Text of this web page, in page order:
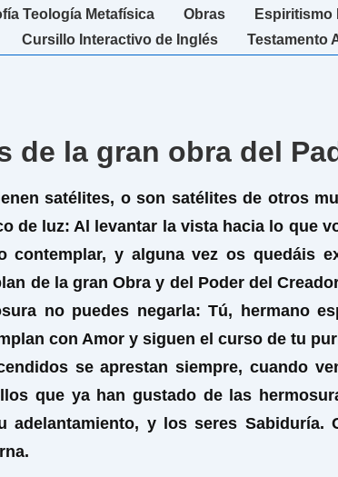
Teología Metafísica Obras Espiritismo
Cursillo Interactivo de Inglés Testamento
de la gran obra del
satélites, o son satélites de otros
de luz: Al levantar la vista hacia lo que
contemplar, y alguna vez os quedáis
de la gran Obra y del Poder del
no puedes negarla: Tú, hermano
con Amor y siguen el curso de tu
se aprestan siempre, cuando
que ya han gustado de las
adelantamiento, y los seres